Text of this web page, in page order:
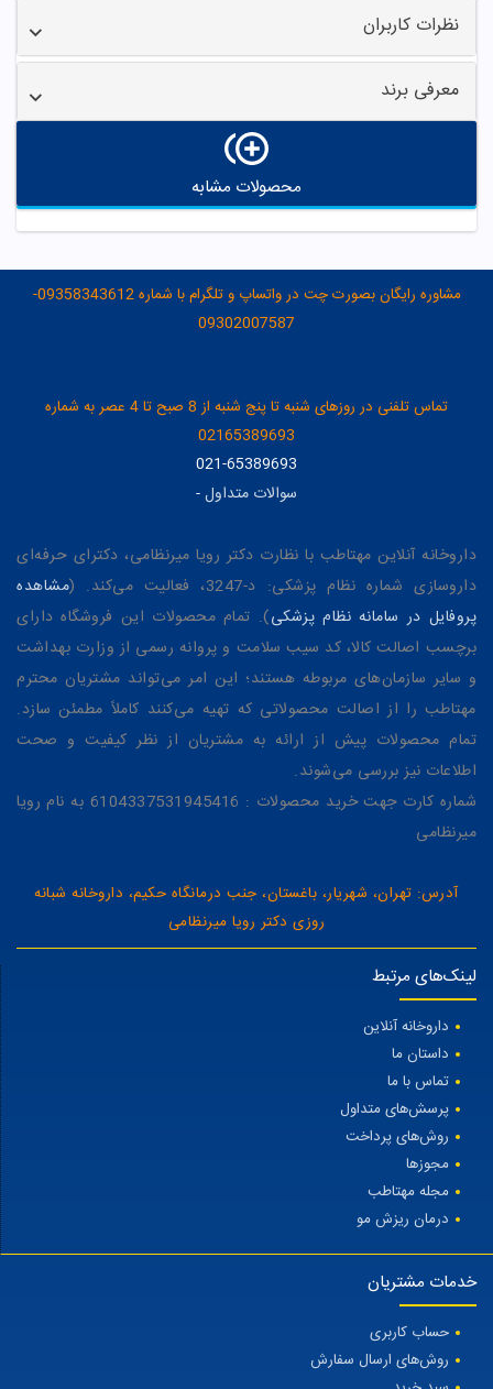
نظرات کاربران
معرفی برند
محصولات مشابه
مشاوره رایگان بصورت چت در واتساپ و تلگرام با شماره 09358343612-
09302007587
تماس تلفنی در روزهای شنبه تا پنج شنبه از 8 صبح تا 4 عصر به شماره
02165389693
021-65389693
سوالات متداول-
داروخانه آنلاین مهتاطب با نظارت دکتر رویا میرنظامی، دکترای حرفه‌ای
داروسازی شماره نظام پزشکی: د-3247، فعالیت می‌کند. (
مشاهده
پروفایل در سامانه نظام پزشکی). تمام محصولات این فروشگاه دارای
برچسب اصالت کالا، کد سیب سلامت و پروانه رسمی از وزارت بهداشت
و سایر سازمان‌های مربوطه هستند؛ این امر می‌تواند مشتریان محترم
مهتاطب را از اصالت محصولاتی که تهیه می‌کنند کاملاً مطمئن سازد.
تمام محصولات پیش از ارائه به مشتریان از نظر کیفیت و صحت
اطلاعات نیز بررسی می‌شوند.
شماره کارت جهت خرید محصولات : 6104337531945416 به نام رویا
میرنظامی
آدرس: تهران، شهریار، باغستان، جنب درمانگاه حکیم، داروخانه شبانه
روزی دکتر رویا میرنظامی
لینک‌های مرتبط
داروخانه آنلاین
داستان ما
تماس با ما
پرسش‌های متداول
روش‌های پرداخت
مجوزها
مجله مهتاطب
درمان ریزش مو
خدمات مشتریان
حساب کاربری
روش‌های ارسال سفارش